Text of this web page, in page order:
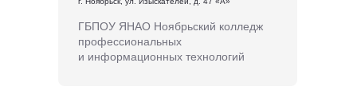
ГБПОУ ЯНАО Ноябрьский колледж
профессиональных
и информационных технологий